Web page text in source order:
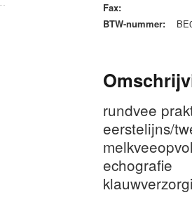
Fax:
BTW-nummer:
rundvee
eerstelijns/
echografie